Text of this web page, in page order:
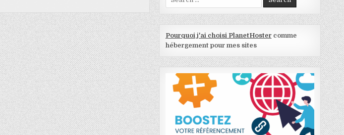
Pourquoi j'ai choisi PlanetHostercomme
hébergement pour mes sites